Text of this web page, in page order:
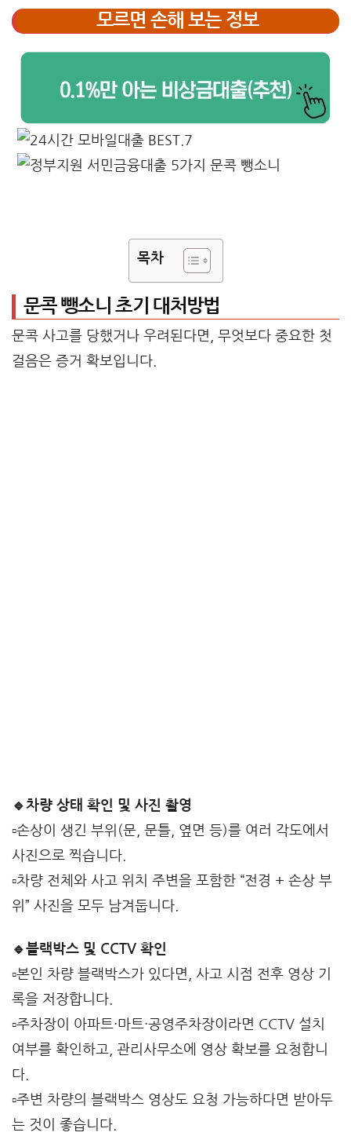
모르면 손해 보는 정보
목차
문콕 뺑소니 초기 대처방법
문콕 사고를 당했거나 우려된다면, 무엇보다 중요한 첫
걸음은 증거 확보입니다.
🔹차량 상태 확인 및 사진 촬영
▫️손상이 생긴 부위(문, 문틀, 옆면 등)를 여러 각도에서
사진으로 찍습니다.
▫️차량 전체와 사고 위치 주변을 포함한 “전경 + 손상 부
위” 사진을 모두 남겨둡니다.
🔹블랙박스 및 CCTV 확인
▫️본인 차량 블랙박스가 있다면, 사고 시점 전후 영상 기
록을 저장합니다.
▫️주차장이 아파트·마트·공영주차장이라면 CCTV 설치
여부를 확인하고, 관리사무소에 영상 확보를 요청합니
다.
▫️주변 차량의 블랙박스 영상도 요청 가능하다면 받아두
는 것이 좋습니다.